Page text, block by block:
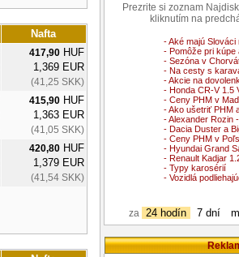
Nafta
417,90HUF
1,369 EUR
(41,25 SKK)
415,90HUF
1,363 EUR
(41,05 SKK)
420,80HUF
1,379 EUR
(41,54 SKK)
Prezrite si zoznam
kliknutím na
- Aké majú Slováci
- Pomôže pri kúpe
- Sezóna v
- Na cesty s
- Akcie na
- Honda CR-V 1.5
- Ceny PHM v
- Ako ušetriť PHM
- Alexander Rozin
- Dacia Duster a
- Ceny PHM v
- Hyundai Grand
- Renault Kadjar
- Typy karosérií
- Vozidlá
za 24 hodín 7 dní